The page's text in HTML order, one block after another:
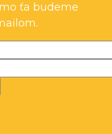
ťa budeme